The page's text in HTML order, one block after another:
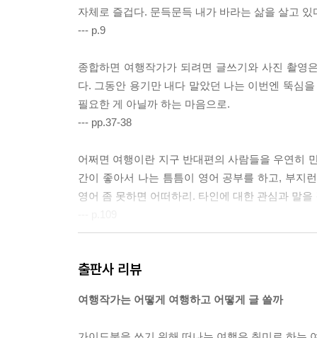
자체로 즐겁다. 문득문득 내가 바라는 삶을 살고
--- p.9
종합하면 여행작가가 되려면 글쓰기와 사진 촬영
다. 그동안 용기만 내다 말았던 나는 이번엔 뚝심
필요한 게 아닐까 하는 마음으로.
--- pp.37-38
어쩌면 여행이란 지구 반대편의 사람들을 우연히
간이 좋아서 나는 틈틈이 영어 공부를 하고, 부지
영어 좀 못하면 어떠하리. 타인에 대한 관심과 말
든 덜 알려진 여행지를 발견하고, 경험해서 생생
출판사 리뷰
여행작가는 어떻게 여행하고 어떻게 글 쓸까